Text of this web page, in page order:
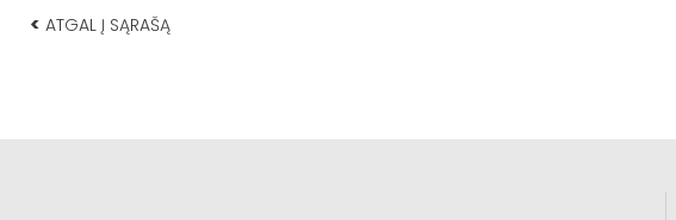
< ATGAL Į SĄRAŠĄ